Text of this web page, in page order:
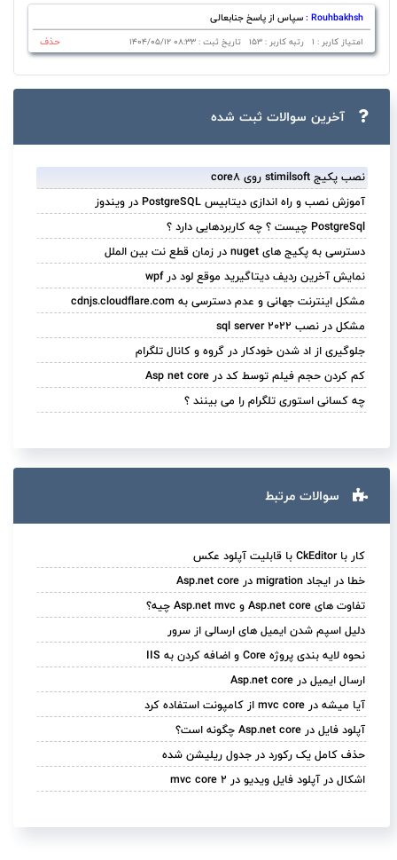
سپاس از پاسخ جنابعالی
امتیاز کاربر : 1 رتبه کاربر : 153 تاریخ ثبت : 08:33 1404/05/12 حذف
آخرین سوالات ثبت ‌شده
نصب پکیج stimilsoft روی core8
آموزش نصب و راه اندازی دیتابیس PostgreSQL در ویندوز
PostgreSql چیست ؟ چه کاربردهایی دارد ؟
دسترسی به پکیج های nuget در زمان قطع نت بین الملل
نمایش آخرین ردیف دیتاگیرید موقع لود در wpf
مشکل اینترنت جهانی و عدم دسترسی به cdnjs.cloudflare.com
مشکل در نصب sql server 2022
جلوگیری از اد شدن خودکار در گروه و کانال تلگرام
کم کردن حجم فیلم توسط کد در Asp net core
چه کسانی استوری تلگرام را می بینند ؟
سوالات مرتبط
کار با CkEditor با قابلیت آپلود عکس
خطا در ایجاد migration در Asp.net core
تفاوت های Asp.net core و Asp.net mvc چیه؟
دلیل اسپم شدن ایمیل های ارسالی از سرور
نحوه لایه بندی پروژه Core و اضافه کردن به IIS
ارسال ایمیل در Asp.net core
آیا میشه در mvc core از کامپونت استفاده کرد
آپلود فایل در Asp.net core چگونه است؟
حذف کامل یک رکورد در جدول ریلیشن شده
اشکال در آپلود فایل ویدیو در mvc core 2